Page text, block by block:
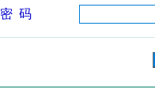
密 码